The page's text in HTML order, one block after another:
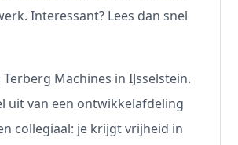
Interessant? Lees dan snel
Machines in IJsselstein.
uit van een ontwikkelafdeling
collegiaal: je krijgt vrijheid in